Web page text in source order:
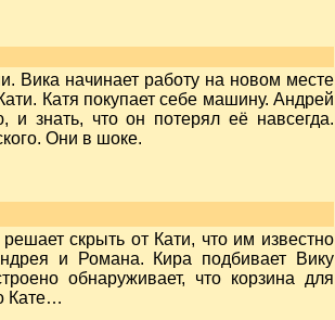
Вика начинает работу на новом месте
Катя покупает себе машину. Андрей
и знать, что он потерял её навсегда.
Они в шоке.
скрыть от Кати, что им известно
и Романа. Кира подбивает Вику
обнаруживает, что корзина для
Кате…